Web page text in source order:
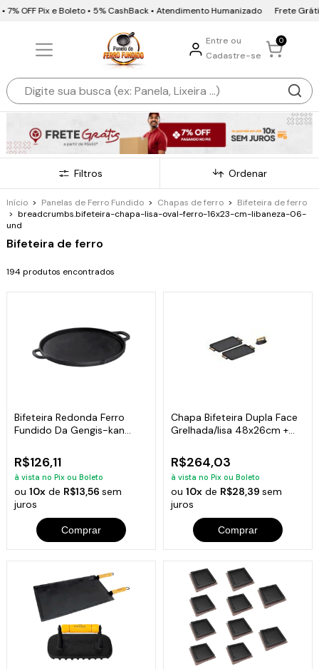
e Boleto • 5% CashBack • Atendimento Humanizado Frete Grátis • 10x
Entre ou
Cadastre-se
0
Filtros Ordenar
Início > Panelas de Ferro Fundido > Chapas de ferro > Bifeteira de ferro
> breadcrumbs.bifeteira-chapa-lisa-oval-ferro-16x23-cm-libaneza-06-
und
Bifeteira de ferro
194 produtos encontrados
Bifeteira Redonda Ferro
Fundido Da Gengis-kan
R$126,11
à vista no Pix ou Boleto
ou10x de R$13,56sem
juros
Comprar
Chapa Bifeteira Dupla Face
Grelhada/lisa 48x26cm +
R$264,03
à vista no Pix ou Boleto
ou 10xde R$28,39 sem
juros
Comprar